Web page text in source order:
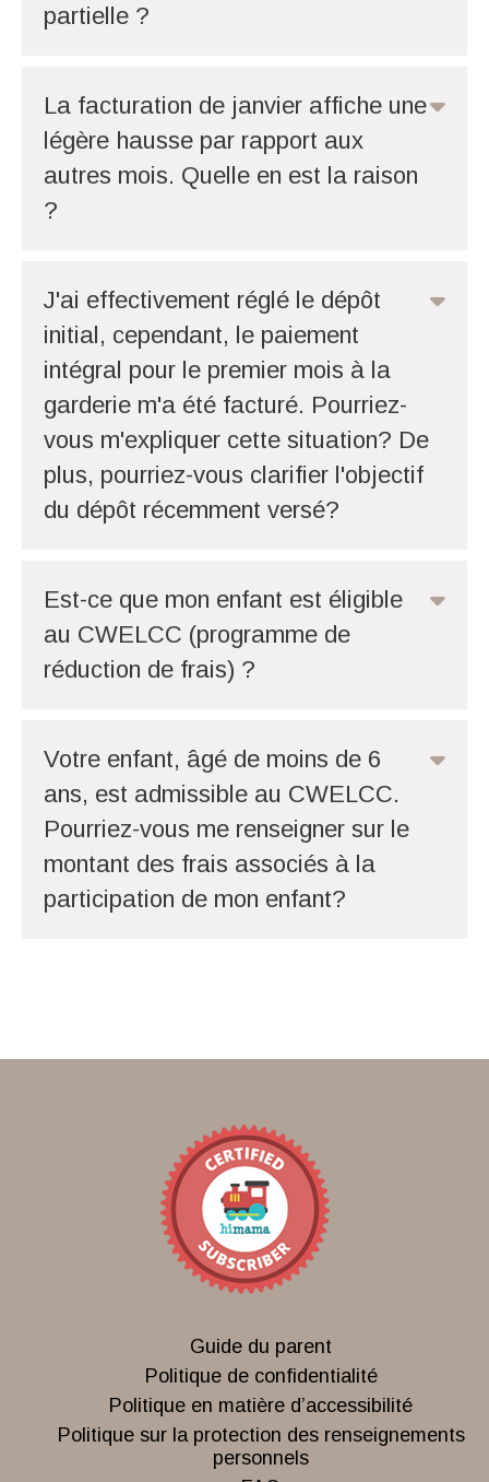
partielle ?
La facturation de janvier affiche une
légère hausse par rapport aux
autres mois. Quelle en est la raison
?
J'ai effectivement réglé le dépôt
initial, cependant, le paiement
intégral pour le premier mois à la
garderie m'a été facturé. Pourriez-
vous m'expliquer cette situation? De
plus, pourriez-vous clarifier l'objectif
du dépôt récemment versé?
Est-ce que mon enfant est éligible
au CWELCC (programme de
réduction de frais) ?
Votre enfant, âgé de moins de 6
ans, est admissible au CWELCC.
Pourriez-vous me renseigner sur le
montant des frais associés à la
participation de mon enfant?
Guide du parent
Politique de confidentialité
Politique en matière d’accessibilité
Politique sur la protection des renseignements
personnels